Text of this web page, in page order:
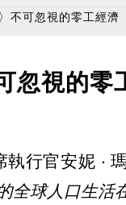
不可忽視的零工經濟
忽視的零
執行官安妮 ‧
全球人口生活